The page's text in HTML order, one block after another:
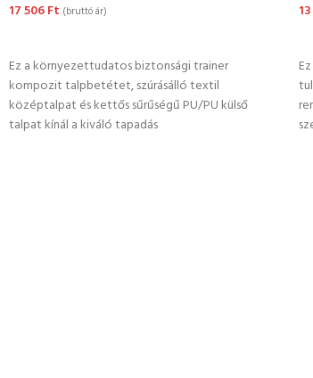
17 506Ft (bruttó ár)
Ez a környezettudatos biztonsági trainer
kompozit talpbetétet, szúrásálló textil
középtalpat és kettős sűrűségű PU/PU külső
talpat kínál a kiváló tapadás